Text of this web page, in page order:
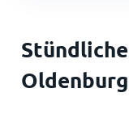
Oldenburg